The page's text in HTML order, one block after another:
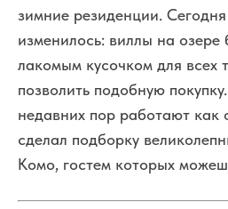
зимние резиденции.
изменилось: виллы на
лакомым кусочком для всех
позволить подобную
недавних пор работают как
сделал подборку
Комо, гостем которых